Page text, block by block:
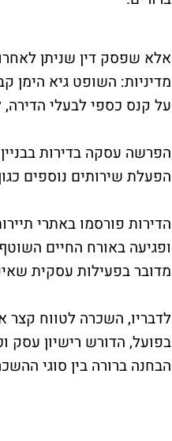
אלא שפסק דין שניתן
מדיניות: השופט גיא הימן
על קנס כספי לבעלי הדירה,
הפעלת שירותים נוספים
הדירות פורסמו באתרי
ופגיעה באורח החיים
מדובר בפעילות עסקית
לדבריו, השכרה לטווח
בפועל, הדורש רישיון עסק
הבחנה ברורה בין סוגי